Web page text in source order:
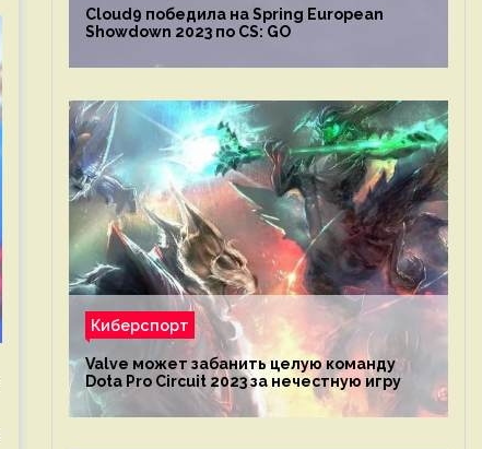
Cloud9 победила на Spring European
Showdown 2023 по CS: GO
Киберспорт
Valve может забанить целую команду
Dota Pro Circuit 2023 за нечестную игру